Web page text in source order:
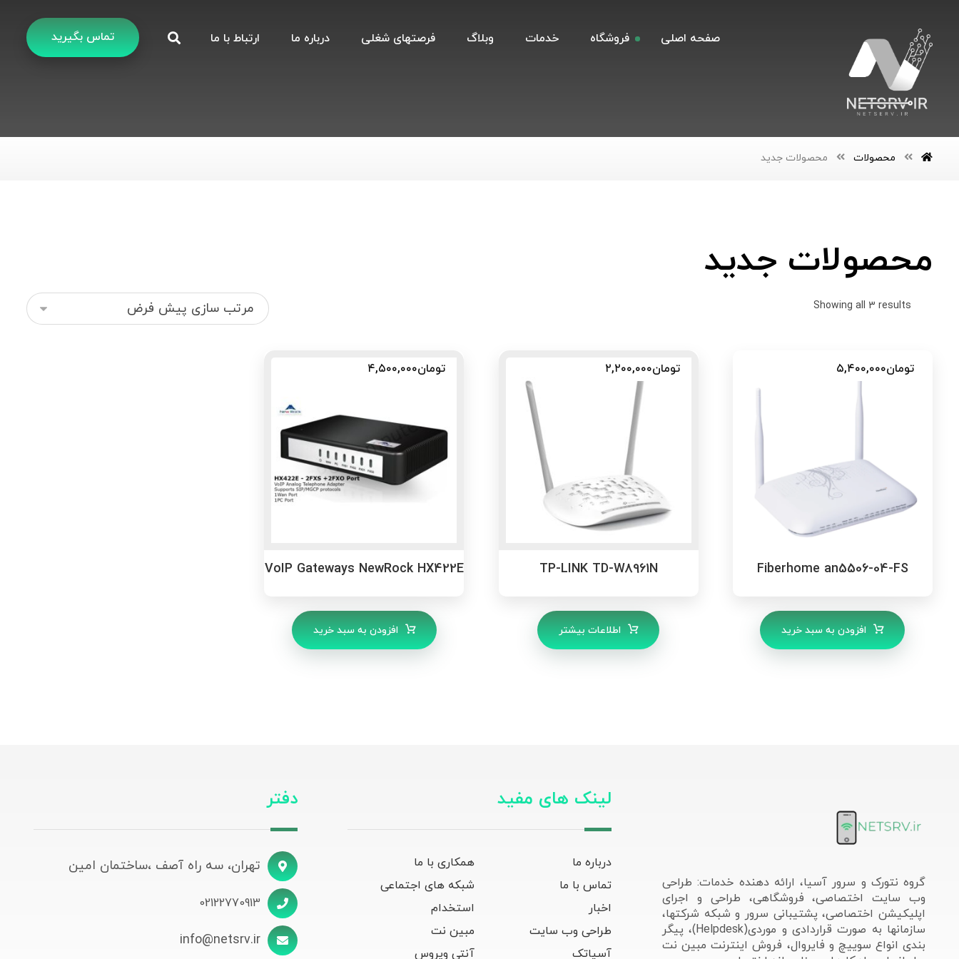
تماس بگیرید صفحه اصلی فروشگاه خدمات وبلاگ فرصتهای شغلی درباره ما ارتباط با ما
محصولات محصولات جدید
محصولات جدید
Showing all 3 results
Fiberhome an5506-04-FS
تومان۵,۴۰۰,۰۰۰
افزودن به سبد خرید
TP-LINK TD-W8961N
تومان۲,۲۰۰,۰۰۰
اطلاعات بیشتر
VoIP Gateways NewRock HX422E
تومان۴,۵۰۰,۰۰۰
افزودن به سبد خرید
گروه نتورک و سرور آسیا، ارائه دهنده خدمات: طراحی
وب سایت اختصاصی، فروشگاهی، طراحی و اجرای
اپلیکیشن اختصاصی، پشتیبانی سرور و شبکه شرکتها،
سازمانها به صورت قراردادی و موردی(Helpdesk)، پیگر
بندی انواع سوییچ و فایروال، فروش اینترنت مبین نت
لینک های مفید
درباره ما
همکاری با ما
تماس با ما
شبکه های اجتماعی
اخبار
استخدام
طراحی وب سایت
مبین نت
آسیاتک
آنتی ویروس
دفتر
تهران، سه راه آصف ،ساختمان امین
02122770913
info@netsrv.ir